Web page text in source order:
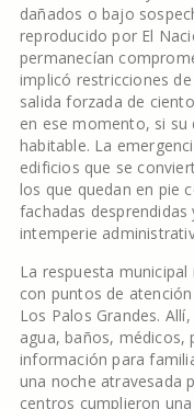
dañados o bajo
reproducido por El
permanecían
implicó restricciones
salida forzada de
en ese momento, si
habitable. La
edificios que se
los que quedan en pie
fachadas
intemperie
La respuesta
con puntos de
Los Palos Grandes.
agua, baños, médicos,
información para
una noche atravesada
centros cumplieron